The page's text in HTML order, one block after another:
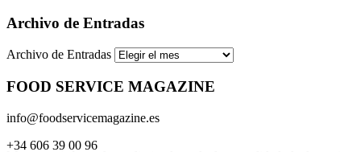
Archivo de Entradas
Archivo de Entradas
FOOD SERVICE MAGAZINE
info@foodservicemagazine.es
+34 606 39 00 96